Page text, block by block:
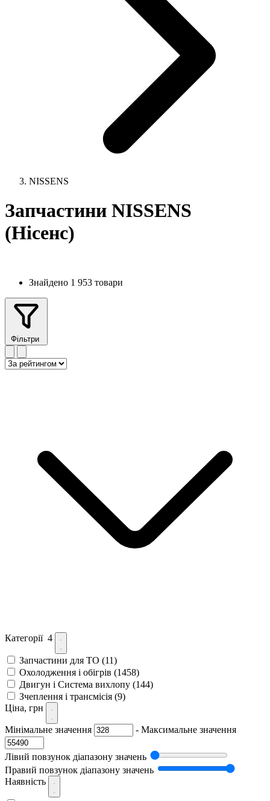
NISSENS
Запчастини NISSENS
(Нісенс)
Знайдено 1 953 товари
Фільтри
Категорії 4
Запчастини для ТО (11)
Охолодження і обігрів (1458)
Двигун і Система вихлопу (144)
Зчеплення і трансмісія (9)
Ціна, грн
Мінімальне значення - Максимальне значення
Лівий повзунок діапазону значень
Правий повзунок діапазону значень
Наявність